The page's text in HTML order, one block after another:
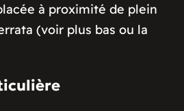
à proximité de plein
(voir plus bas ou la